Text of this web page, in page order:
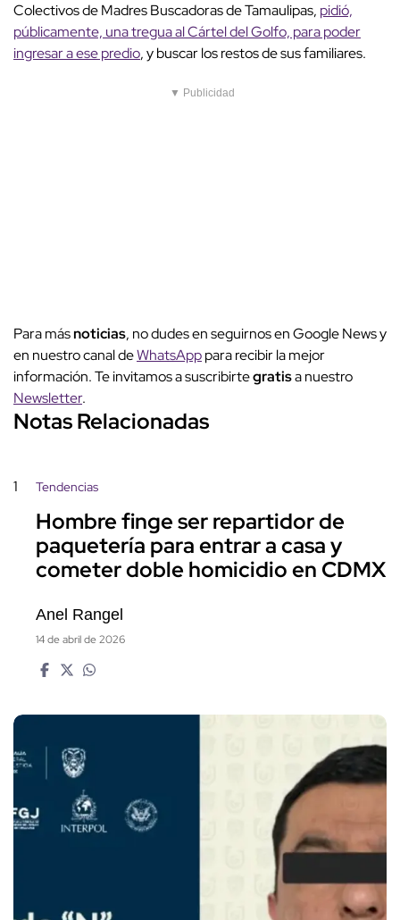
Colectivos de Madres Buscadoras de Tamaulipas, pidió,
públicamente, una tregua al Cártel del Golfo, para poder
ingresar a ese predio, y buscar los restos de sus familiares.
▼ Publicidad
Para másnoticias, no dudes en seguirnos en Google News y
en nuestro canal deWhatsApppara recibir la mejor
información. Te invitamos a suscribirtegratisa nuestro
Newsletter.
Notas Relacionadas
1 Tendencias
Hombre finge ser repartidor de
paquetería para entrar a casa y
cometer doble homicidio en CDMX
Anel Rangel
14 de abril de 2026